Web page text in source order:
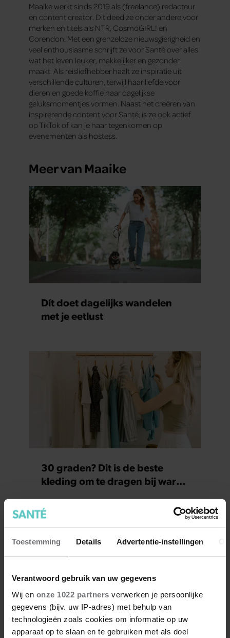
Toestemming Details Advertentie-instellingen
Verantwoord gebruik van uw gegevens
Wij en onze 1022 partners verwerken je persoonlijke
gegevens (bijv. uw IP-adres) met behulp van
technologieën zoals cookies om informatie op uw
apparaat op te slaan en te gebruiken met als doel
Maaike werkt sinds 2019 als (freelance) redacteur
en content creator. Dit deed ze onder andere voor
merken en titels als NTR, CosmoGIRL! en
Corendon. Met een grenzeloze nieuwsgierigheid en
veel enthousiasme schrijft ze voor Santé over alles
wat het leven leuker, makkelijker en gezonder
maakt. Als reisliefhebber haalt ze inspiratie uit
verschillende culturen, terwijl haar liefde voor
dieren en goede koffie haar dagelijkse
geluksmomentjes vormen. Naast het creëren van
inspirerende content voor Santé, is ze ook actief
op TikTok of kan je haar tegenkomen op
evenementen als hostess.
Meer van Maaike
Dít doet dagelijks wandelen
met je eetlust
30 graden? Dit is de beste
kleding om te dragen bij warm
Heb je na je 40e meer eiwitten